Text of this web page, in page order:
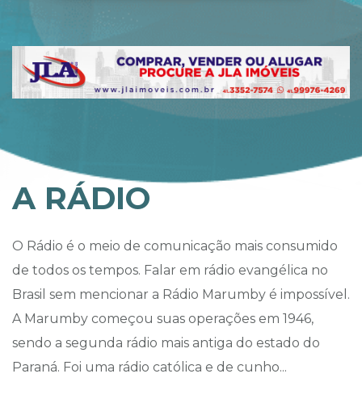
A RÁDIO
O Rádio é o meio de comunicação mais consumido
de todos os tempos. Falar em rádio evangélica no
Brasil sem mencionar a Rádio Marumby é impossível.
A Marumby começou suas operações em 1946,
sendo a segunda rádio mais antiga do estado do
Paraná. Foi uma rádio católica e de cunho...